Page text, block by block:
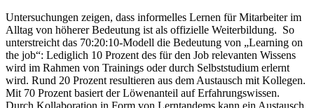
Untersuchungen zeigen, dass informelles Lernen für Mitarbeiter im
Alltag von höherer Bedeutung ist als offizielle Weiterbildung. So
unterstreicht das 70:20:10-Modell die Bedeutung von „Learning on
the job“: Lediglich 10 Prozent des für den Job relevanten Wissens
wird im Rahmen von Trainings oder durch Selbststudium erlernt
wird. Rund 20 Prozent resultieren aus dem Austausch mit Kollegen.
Mit 70 Prozent basiert der Löwenanteil auf Erfahrungswissen.
Durch Kollaboration in Form von Lerntandems kann ein Austausch